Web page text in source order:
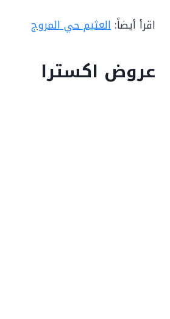
اقرأ أيضاً: العثيم حي المروج
عروض اكسترا